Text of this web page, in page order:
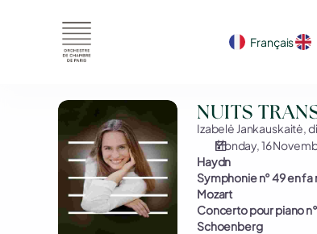
Français
NUITS
TRANSFIGURÉES
NUITS
Izabelė Jankauskaitė,
Monday, 16
Haydn
Symphonie n° 49 en fa
Mozart
Concerto pour piano
Schoenberg